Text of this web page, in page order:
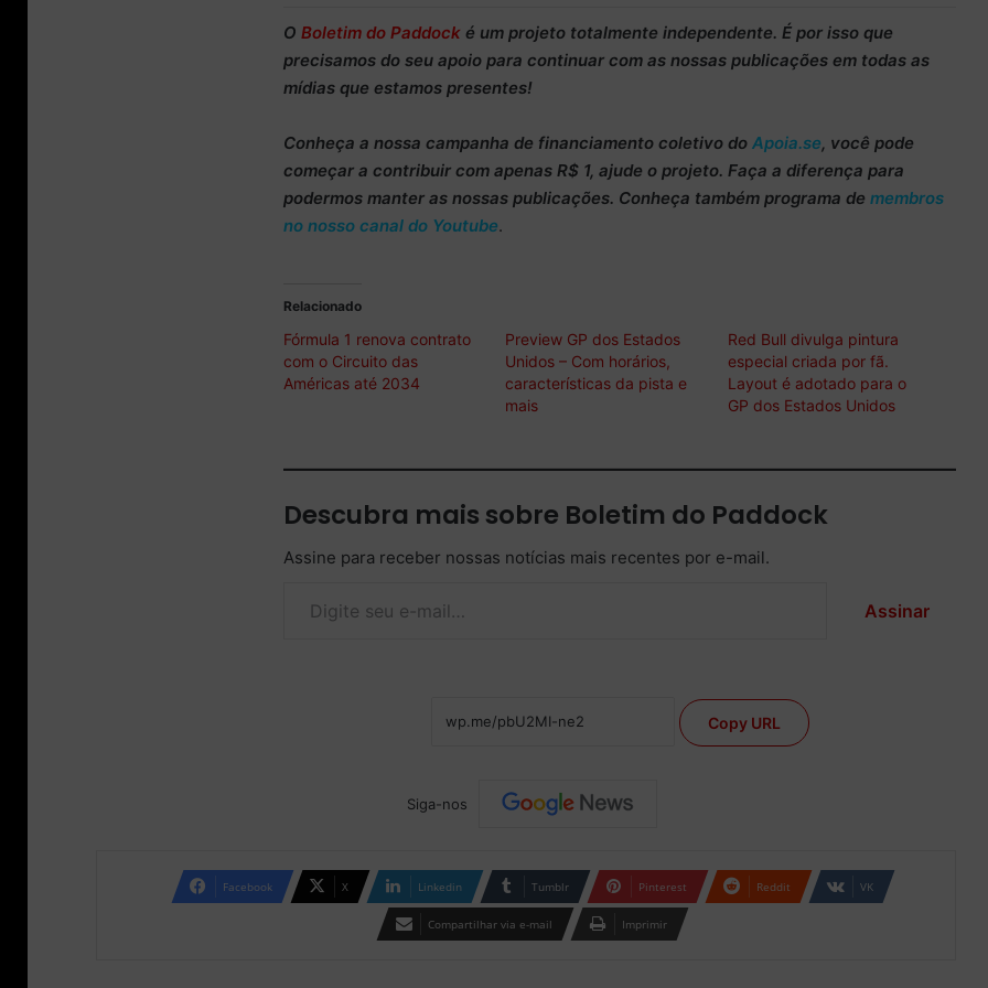
O Boletim do Paddock é um projeto totalmente independente. É por isso que
precisamos do seu apoio para continuar com as nossas publicações em todas as
mídias que estamos presentes!
Conheça a nossa campanha de financiamento coletivo do Apoia.se, você pode
começar a contribuir com apenas R$ 1, ajude o projeto. Faça a diferença para
podermos manter as nossas publicações. Conheça também programa de membros
no nosso canal do Youtube.
Relacionado
Fórmula 1 renova contrato
com o Circuito das
Américas até 2034
Preview GP dos Estados
Unidos – Com horários,
características da pista e
mais
Red Bull divulga pintura
especial criada por fã.
Layout é adotado para o
GP dos Estados Unidos
Descubra mais sobre Boletim do Paddock
Assine para receber nossas notícias mais recentes por e-mail.
Assinar
Copy URL
Siga-nos
Facebook X Linkedin Tumblr Pinterest Reddit VK
Compartilhar via e-mail Imprimir